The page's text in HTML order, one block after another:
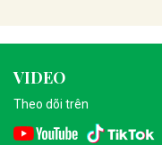
VIDEO
Theo dõi trên